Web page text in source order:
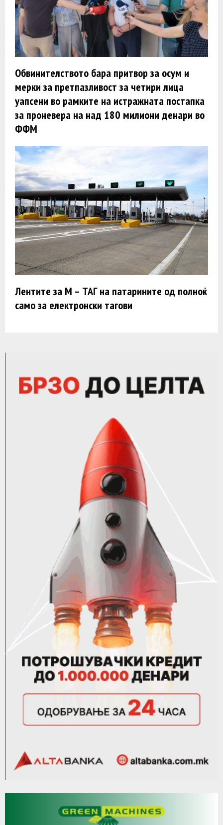
Обвинителството бара притвор за осум и
мерки за претпазливост за четири лица
уапсени во рамките на истражната постапка
за проневера на над 180 милиони денари во
ФФМ
Лентите за М – ТАГ на патарините од полноќ
само за електронски тагови